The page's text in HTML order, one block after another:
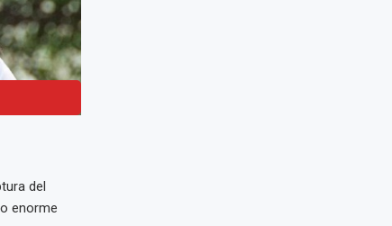
del
enorme